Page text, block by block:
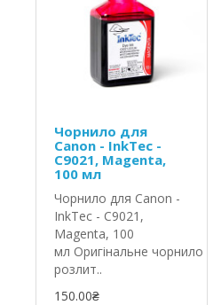
Чорнило для
Canon - InkTec -
C9021, Magenta,
100 мл
Чорнило для Canon -
InkTec - C9021,
Magenta, 100
мл Оригінальне чорнило
розлит..
150.00₴